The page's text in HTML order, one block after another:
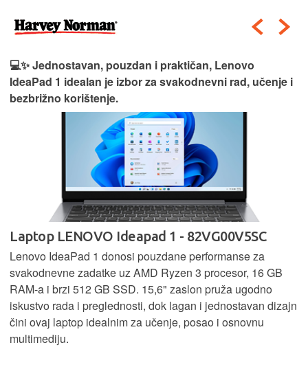
💻✨ Jednostavan, pouzdan i praktičan, Lenovo
IdeaPad 1 idealan je izbor za svakodnevni rad, učenje i
bezbrižno korištenje.
Laptop LENOVO Ideapad 1 - 82VG00V5SC
Lenovo IdeaPad 1 donosi pouzdane performanse za
svakodnevne zadatke uz AMD Ryzen 3 procesor, 16 GB
RAM-a i brzi 512 GB SSD. 15,6" zaslon pruža ugodno
iskustvo rada i preglednosti, dok lagan i jednostavan dizajn
čini ovaj laptop idealnim za učenje, posao i osnovnu
multimediju.